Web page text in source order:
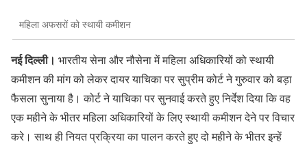
महिला अफसरों को स्थायी कमीशन
नई दिल्ली। भारतीय सेना और नौसेना में महिला अधिकारियों को स्थायी
कमीशन की मांग को लेकर दायर याचिका पर सुप्रीम कोर्ट ने गुरुवार को बड़ा
फैसला सुनाया है। कोर्ट ने याचिका पर सुनवाई करते हुए निर्देश दिया कि वह
एक महीने के भीतर महिला अधिकारियों के लिए स्थायी कमीशन देने पर विचार
करे। साथ ही नियत प्रक्रिया का पालन करते हुए दो महीने के भीतर इन्हें